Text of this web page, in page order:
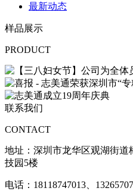
最新动态
样品展示
PRODUCT
联系我们
CONTACT
地址： 深圳市龙华区观湖街道
技园5楼
电话：18118747013、